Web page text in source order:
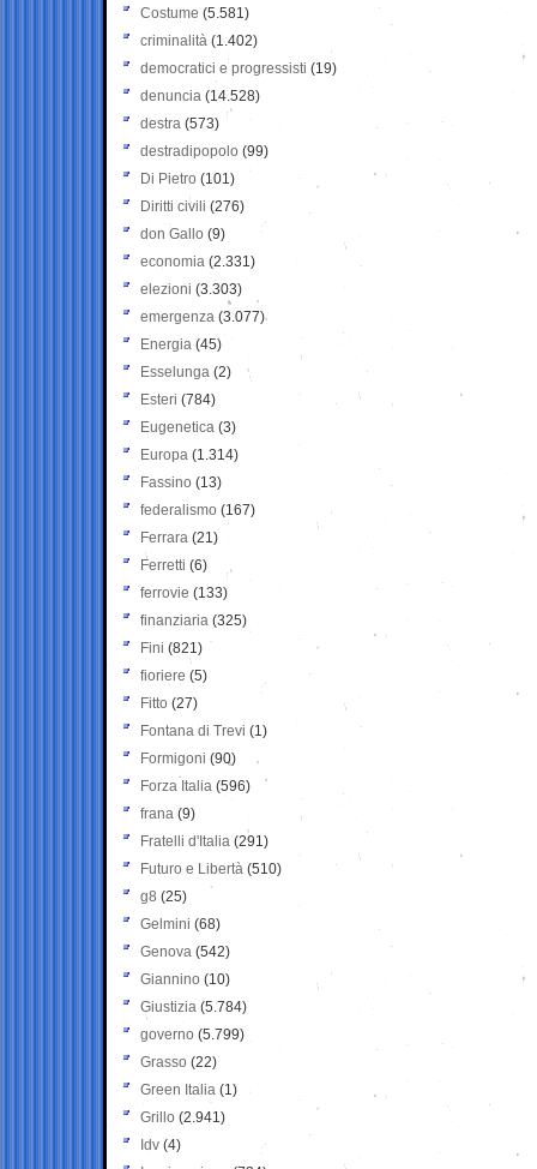
Costume (5.581)
criminalità (1.402)
democratici e progressisti (19)
denuncia (14.528)
destra (573)
destradipopolo (99)
Di Pietro (101)
Diritti civili (276)
don Gallo (9)
economia (2.331)
elezioni (3.303)
emergenza (3.077)
Energia (45)
Esselunga (2)
Esteri (784)
Eugenetica (3)
Europa (1.314)
Fassino (13)
federalismo (167)
Ferrara (21)
Ferretti (6)
ferrovie (133)
finanziaria (325)
Fini (821)
fioriere (5)
Fitto (27)
Fontana di Trevi (1)
Formigoni (90)
Forza Italia (596)
frana (9)
Fratelli d'Italia (291)
Futuro e Libertà (510)
g8 (25)
Gelmini (68)
Genova (542)
Giannino (10)
Giustizia (5.784)
governo (5.799)
Grasso (22)
Green Italia (1)
Grillo (2.941)
Idv (4)